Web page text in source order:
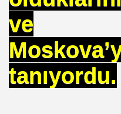
ve
tanıyordu.
BAĞIŞ YAPTI
PURSA
OLURMU